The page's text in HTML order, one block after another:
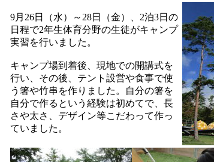
9月26日（水）～28日（金）、2泊3日の
日程で2年生体育分野の生徒がキャンプ
実習を行いました。
キャンプ場到着後、現地での開講式を
行い、その後、テント設営や食事で使
う箸や竹串を作りました。自分の箸を
自分で作るという経験は初めてで、長
さや太さ、デザイン等こだわって作っ
ていました。